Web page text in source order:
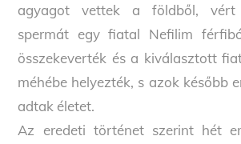
agyagot vettek a földből, vért
spermát egy fiatal Nefilim
összekeverték és a kiválasztott
méhébe helyezték, s azok később
adtak életet.
Az eredeti történet szerint hét